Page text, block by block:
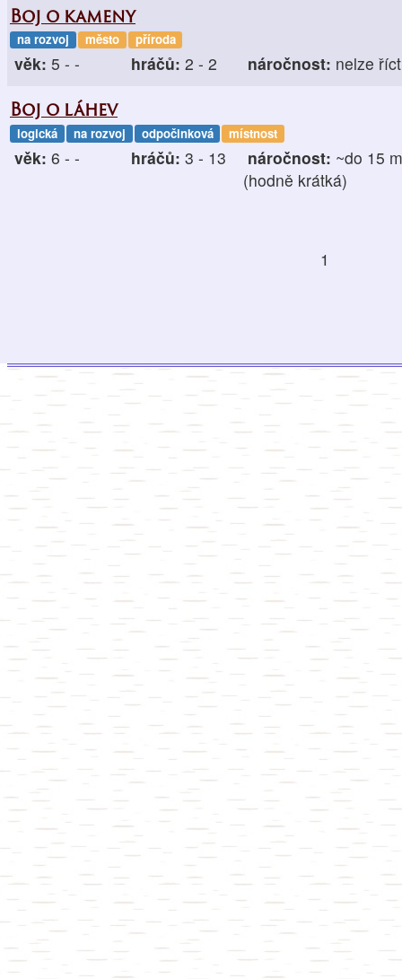
Boj o kameny
na rozvoj město příroda
věk: 5 - - hráčů: 2 - 2 náročnost: nelze říct
Boj o láhev
logická na rozvoj odpočinková místnost
věk: 6 - - hráčů: 3 - 13 náročnost: ~do 15
(hodně krátká)
1